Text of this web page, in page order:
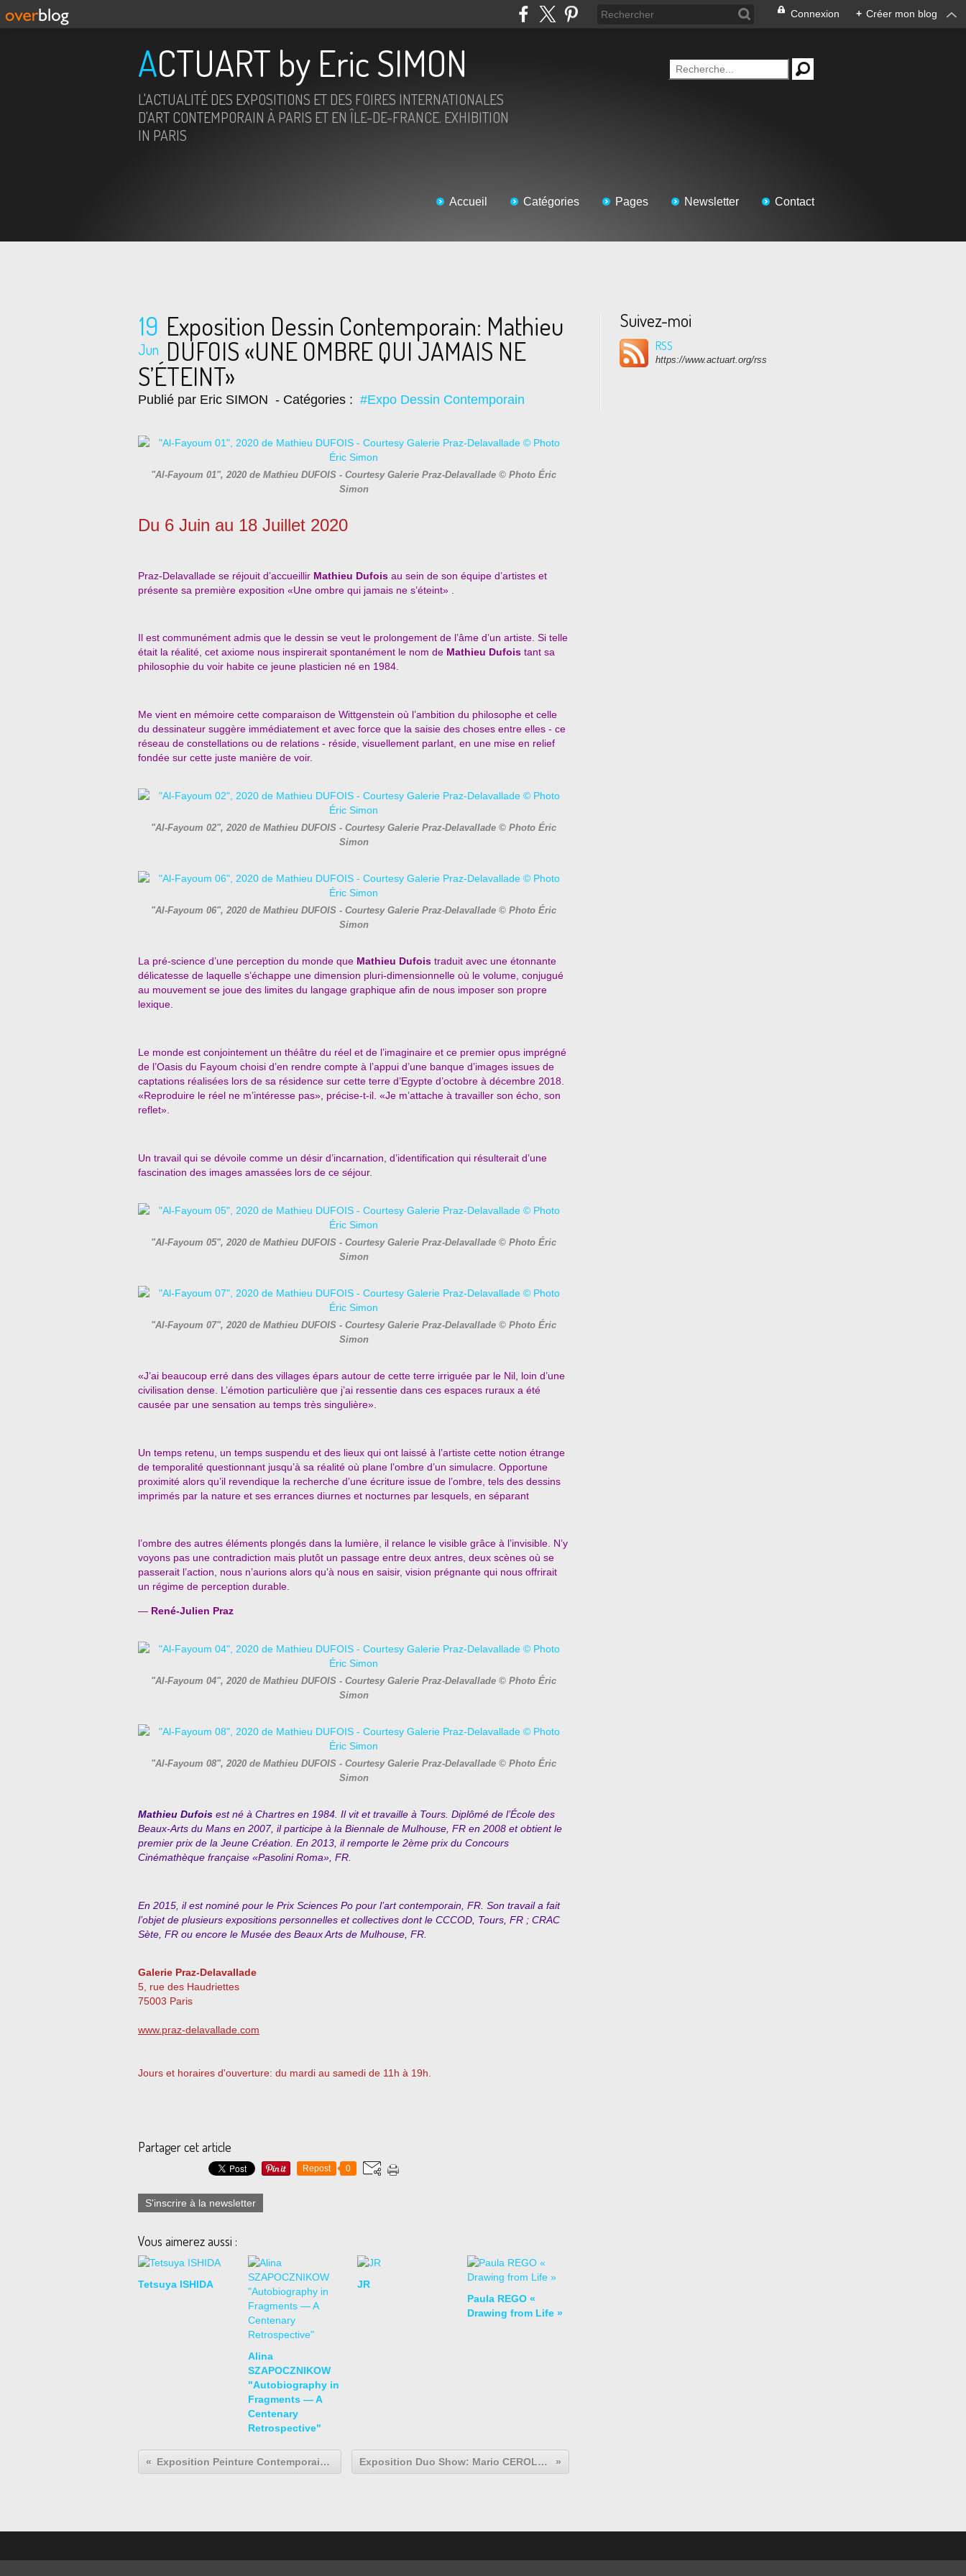
Connexion + Créer mon blog
ACTUART by Eric SIMON
L'ACTUALITÉ DES EXPOSITIONS ET DES FOIRES INTERNATIONALES
D'ART CONTEMPORAIN À PARIS ET EN ÎLE-DE-FRANCE. EXHIBITION
IN PARIS
Accueil Catégories Pages Newsletter Contact
19
Jun
Exposition Dessin Contemporain: Mathieu
DUFOIS «UNE OMBRE QUI JAMAIS NE
S’ÉTEINT»
Publié par Eric SIMON - Catégories : #Expo Dessin Contemporain
"Al-Fayoum 01", 2020 de Mathieu DUFOIS - Courtesy Galerie Praz-Delavallade © Photo Éric
Simon
Du 6 Juin au 18 Juillet 2020
Praz-Delavallade se réjouit d’accueillir Mathieu Dufois au sein de son équipe d’artistes et
présente sa première exposition «Une ombre qui jamais ne s’éteint» .
Il est communément admis que le dessin se veut le prolongement de l’âme d’un artiste. Si telle
était la réalité, cet axiome nous inspirerait spontanément le nom de Mathieu Dufois tant sa
philosophie du voir habite ce jeune plasticien né en 1984.
Me vient en mémoire cette comparaison de Wittgenstein où l’ambition du philosophe et celle
du dessinateur suggère immédiatement et avec force que la saisie des choses entre elles - ce
réseau de constellations ou de relations - réside, visuellement parlant, en une mise en relief
fondée sur cette juste manière de voir.
"Al-Fayoum 02", 2020 de Mathieu DUFOIS - Courtesy Galerie Praz-Delavallade © Photo Éric
Simon
"Al-Fayoum 06", 2020 de Mathieu DUFOIS - Courtesy Galerie Praz-Delavallade © Photo Éric
Simon
La pré-science d’une perception du monde que Mathieu Dufois traduit avec une étonnante
délicatesse de laquelle s’échappe une dimension pluri-dimensionnelle où le volume, conjugué
au mouvement se joue des limites du langage graphique afin de nous imposer son propre
lexique.
Le monde est conjointement un théâtre du réel et de l’imaginaire et ce premier opus imprégné
de l’Oasis du Fayoum choisi d’en rendre compte à l’appui d’une banque d’images issues de
captations réalisées lors de sa résidence sur cette terre d’Egypte d’octobre à décembre 2018.
«Reproduire le réel ne m’intéresse pas», précise-t-il. «Je m’attache à travailler son écho, son
reflet».
Un travail qui se dévoile comme un désir d’incarnation, d’identification qui résulterait d’une
fascination des images amassées lors de ce séjour.
"Al-Fayoum 05", 2020 de Mathieu DUFOIS - Courtesy Galerie Praz-Delavallade © Photo Éric
Simon
"Al-Fayoum 07", 2020 de Mathieu DUFOIS - Courtesy Galerie Praz-Delavallade © Photo Éric
Simon
«J’ai beaucoup erré dans des villages épars autour de cette terre irriguée par le Nil, loin d’une
civilisation dense. L’émotion particulière que j’ai ressentie dans ces espaces ruraux a été
causée par une sensation au temps très singulière».
Un temps retenu, un temps suspendu et des lieux qui ont laissé à l’artiste cette notion étrange
de temporalité questionnant jusqu’à sa réalité où plane l’ombre d’un simulacre. Opportune
proximité alors qu’il revendique la recherche d’une écriture issue de l’ombre, tels des dessins
imprimés par la nature et ses errances diurnes et nocturnes par lesquels, en séparant
l’ombre des autres éléments plongés dans la lumière, il relance le visible grâce à l’invisible. N’y
voyons pas une contradiction mais plutôt un passage entre deux antres, deux scènes où se
passerait l’action, nous n’aurions alors qu’à nous en saisir, vision prégnante qui nous offrirait
un régime de perception durable.
— René-Julien Praz
"Al-Fayoum 04", 2020 de Mathieu DUFOIS - Courtesy Galerie Praz-Delavallade © Photo Éric
Simon
"Al-Fayoum 08", 2020 de Mathieu DUFOIS - Courtesy Galerie Praz-Delavallade © Photo Éric
Simon
Mathieu Dufois est né à Chartres en 1984. Il vit et travaille à Tours. Diplômé de l’École des
Beaux-Arts du Mans en 2007, il participe à la Biennale de Mulhouse, FR en 2008 et obtient le
premier prix de la Jeune Création. En 2013, il remporte le 2ème prix du Concours
Cinémathèque française «Pasolini Roma», FR.
En 2015, il est nominé pour le Prix Sciences Po pour l’art contemporain, FR. Son travail a fait
l’objet de plusieurs expositions personnelles et collectives dont le CCCOD, Tours, FR ; CRAC
Sète, FR ou encore le Musée des Beaux Arts de Mulhouse, FR.
Galerie Praz-Delavallade
5, rue des Haudriettes
75003 Paris
www.praz-delavallade.com
Jours et horaires d'ouverture: du mardi au samedi de 11h à 19h.
Partager cet article
Repost 0
S'inscrire à la newsletter
Vous aimerez aussi :
Tetsuya ISHIDA
Alina
SZAPOCZNIKOW
"Autobiography in
Fragments — A
Centenary
Retrospective"
JR
Paula REGO «
Drawing from Life »
Exposition Peinture Contemporaine: Nazanin POUYANDEH «J’ai été chassée du paradis» Exposition Duo Show: Mario CEROLI et Renato MAMBOR "Profils et ombres dans la Roma Pop"
Suivez-moi
RSS
https://www.actuart.org/rss